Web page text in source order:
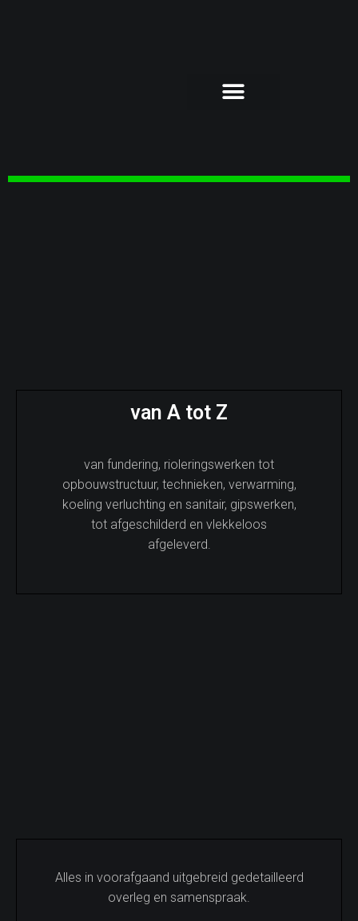
van A tot Z
van fundering, rioleringswerken tot
opbouwstructuur, technieken, verwarming,
koeling verluchting en sanitair, gipswerken,
tot afgeschilderd en vlekkeloos
afgeleverd.
Alles in voorafgaand uitgebreid gedetailleerd
overleg en samenspraak.